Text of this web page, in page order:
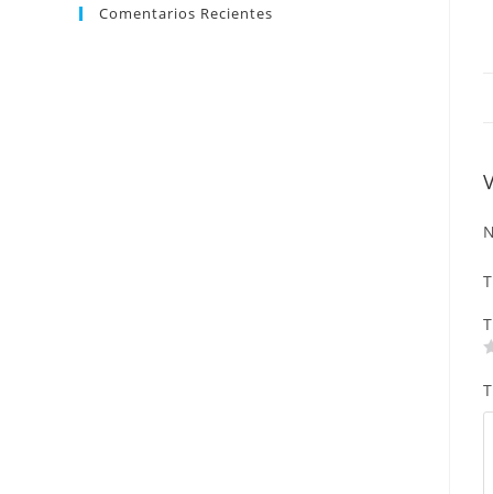
Comentarios Recientes